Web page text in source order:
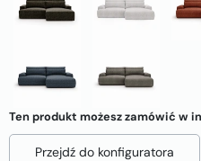
Ten produkt możesz zamówić w
Przejdź do konfiguratora